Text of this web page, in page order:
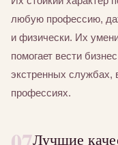
любую профессию,
и физически. Их
помогает вести
экстренных службах,
профессиях.
Лучшие